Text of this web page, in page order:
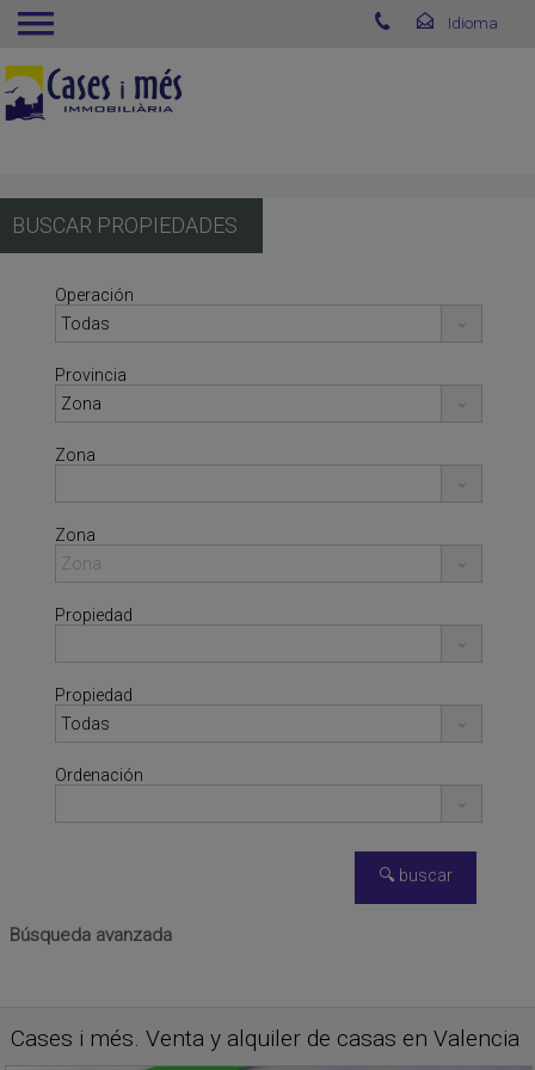
BUSCAR PROPIEDADES
Operación
Provincia
Zona
Zona
Propiedad
Propiedad
Ordenación
Búsqueda avanzada
Cases i més. Venta y alquiler de casas en Valencia